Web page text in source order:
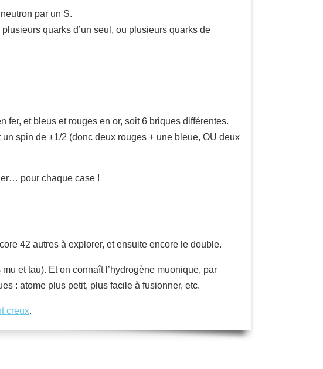
par un S.
quarks d’un seul, ou plusieurs quarks de
et bleus et rouges en or, soit 6 briques différentes.
spin de ±1/2 (donc deux rouges + une bleue, OU deux
pour chaque case !
42 autres à explorer, et ensuite encore le double.
et tau). Et on connaît l’hydrogène muonique, par
: atome plus petit, plus facile à fusionner, etc.
creux.